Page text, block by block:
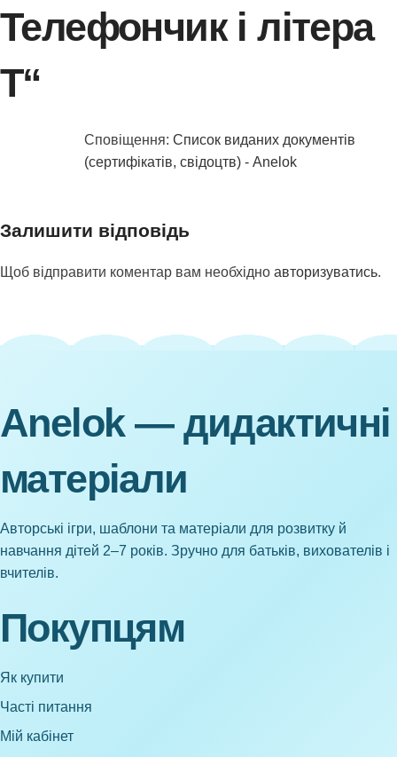
Телефончик і літера
Т“
Сповіщення: Список виданих документів
(сертифікатів, свідоцтв) - Anelok
Залишити відповідь
Щоб відправити коментар вам необхідно авторизуватись.
Anelok — дидактичні
матеріали
Авторські ігри, шаблони та матеріали для розвитку й
навчання дітей 2–7 років. Зручно для батьків, вихователів і
вчителів.
Покупцям
Як купити
Часті питання
Мій кабінет